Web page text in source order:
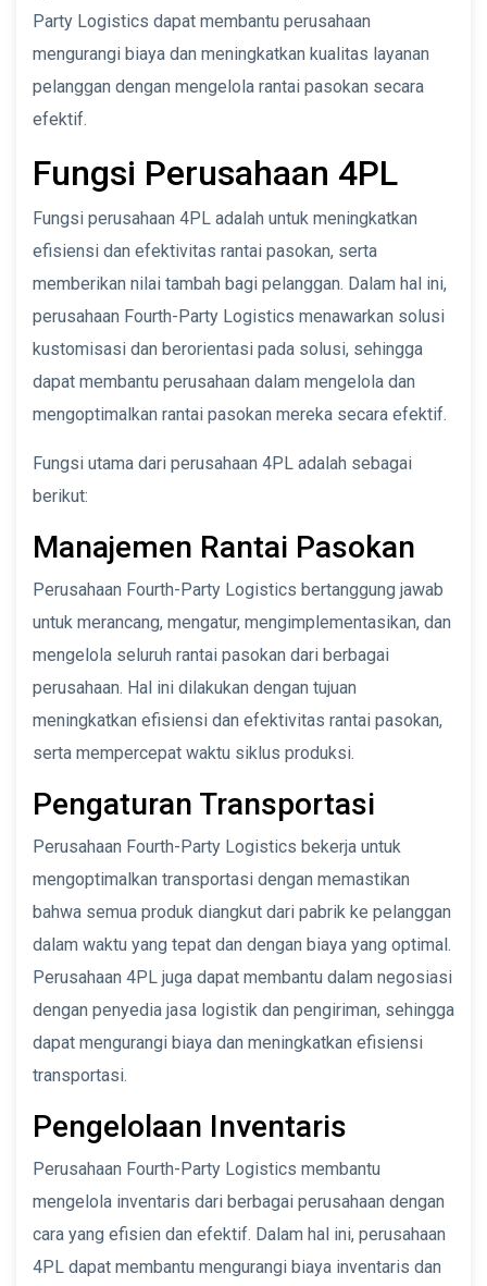
Party Logistics dapat membantu perusahaan
mengurangi biaya dan meningkatkan kualitas layanan
pelanggan dengan mengelola rantai pasokan secara
efektif.
Fungsi Perusahaan 4PL
Fungsi perusahaan 4PL adalah untuk meningkatkan
efisiensi dan efektivitas rantai pasokan, serta
memberikan nilai tambah bagi pelanggan. Dalam hal ini,
perusahaan Fourth-Party Logistics menawarkan solusi
kustomisasi dan berorientasi pada solusi, sehingga
dapat membantu perusahaan dalam mengelola dan
mengoptimalkan rantai pasokan mereka secara efektif.
Fungsi utama dari perusahaan 4PL adalah sebagai
berikut:
Manajemen Rantai Pasokan
Perusahaan Fourth-Party Logistics bertanggung jawab
untuk merancang, mengatur, mengimplementasikan, dan
mengelola seluruh rantai pasokan dari berbagai
perusahaan. Hal ini dilakukan dengan tujuan
meningkatkan efisiensi dan efektivitas rantai pasokan,
serta mempercepat waktu siklus produksi.
Pengaturan Transportasi
Perusahaan Fourth-Party Logistics bekerja untuk
mengoptimalkan transportasi dengan memastikan
bahwa semua produk diangkut dari pabrik ke pelanggan
dalam waktu yang tepat dan dengan biaya yang optimal.
Perusahaan 4PL juga dapat membantu dalam negosiasi
dengan penyedia jasa logistik dan pengiriman, sehingga
dapat mengurangi biaya dan meningkatkan efisiensi
transportasi.
Pengelolaan Inventaris
Perusahaan Fourth-Party Logistics membantu
mengelola inventaris dari berbagai perusahaan dengan
cara yang efisien dan efektif. Dalam hal ini, perusahaan
4PL dapat membantu mengurangi biaya inventaris dan